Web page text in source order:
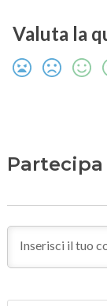
Valuta la